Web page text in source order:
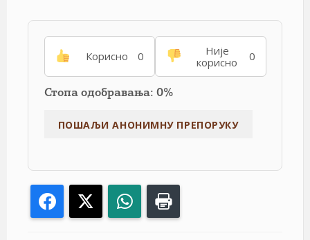
Корисно 0
Није
корисно
0
Стопа одобравања: 0%
Facebook WhatsApp